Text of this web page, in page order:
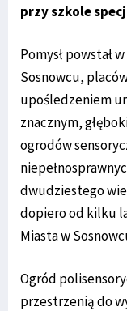
przy szkole
Pomysł powstał
Sosnowcu,
upośledzeniem
znacznym,
ogrodów
dwudziestego
dopiero od kilku
Miasta w
Ogród
przestrzenią do